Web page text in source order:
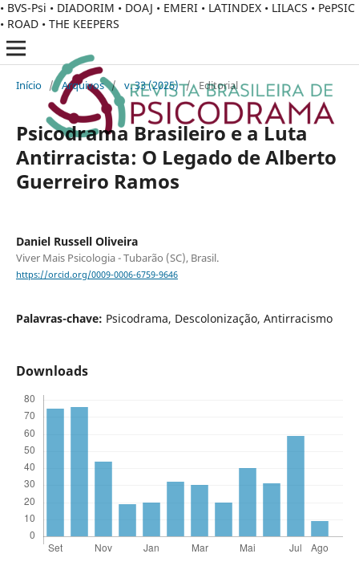
• BVS-Psi • DIADORIM • DOAJ • EMERI • LATINDEX • LILACS • PePSIC
• ROAD • THE KEEPERS
Início / Arquivos / v. 33 (2025) / Editorial
Psicodrama Brasileiro e a Luta
Antirracista: O Legado de Alberto
Guerreiro Ramos
Daniel Russell Oliveira
Viver Mais Psicologia - Tubarão (SC), Brasil.
https://orcid.org/0009-0006-6759-9646
Palavras-chave: Psicodrama, Descolonização, Antirracismo
Downloads